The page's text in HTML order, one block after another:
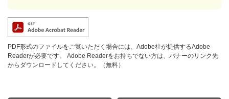
PDF形式のファイルをご覧いただく場合には、Adobe社が提供するAdobe
Readerが必要です。
Adobe Readerをお持ちでない方は、バナーのリンク先
からダウンロードしてください。（無料）